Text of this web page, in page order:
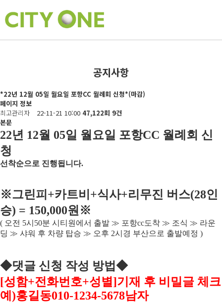
공지사항
*22년 12월 05일 월요일 포항CC 월례회 신청*(마감)
페이지 정보
최고관리자
22-11-21 10:00 47,122회 9건
본문
22년 12월 05일 월요일 포항CC 월례회 신
청
선착순으로 진행됩니다.
※그린피 +카트비 +식사+리무진 버스(28인
승) = 150,000원 ※
( 오전 5시 50분 시티원에서 출발 ≫ 포항cc도착 ≫ 조식 ≫ 라운
딩 ≫ 샤워 후 차량 탑승 ≫ 오후 2시경 부산으로 출발예정 )
◆댓글 신청 작성 방법◆
[성함+전화번호+성별 ]기재 후 비밀글 체크
예 )홍길동010-1234-5678남자